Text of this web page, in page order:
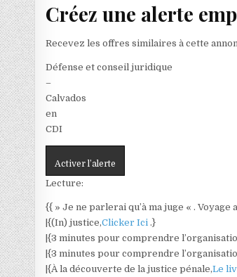
Créez une alerte
Recevez les offres similaires à cette
Défense et conseil juridique
–
Calvados
en
CDI
Activer l’alerte
Lecture:
{{ » Je ne parlerai qu’à ma juge « .
|{(In) justice,Clicker Ici .}
|{3 minutes pour comprendre
|{3 minutes pour comprendre
|{À la découverte de la justice pénale,Le